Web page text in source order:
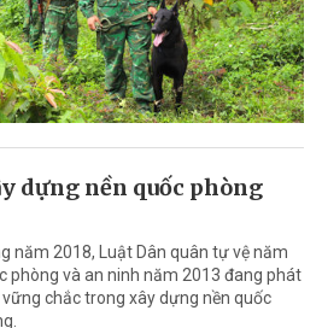
dựng nền quốc phòng
năm 2018, Luật Dân quân tự vệ năm
phòng và an ninh năm 2013 đang phát
chắc trong xây dựng nền quốc